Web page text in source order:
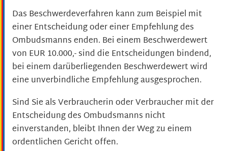
Das Beschwerdeverfahren kann zum Beispiel mit
einer Entscheidung oder einer Empfehlung des
Ombudsmanns enden. Bei einem Beschwerdewert
von EUR 10.000,- sind die Entscheidungen bindend,
bei einem darüberliegenden Beschwerdewert wird
eine unverbindliche Empfehlung ausgesprochen.
Sind Sie als Verbraucherin oder Verbraucher mit der
Entscheidung des Ombudsmanns nicht
einverstanden, bleibt Ihnen der Weg zu einem
ordentlichen Gericht offen.